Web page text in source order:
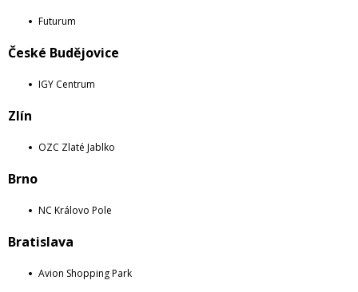
Futurum
České Budějovice
IGY Centrum
Zlín
OZC Zlaté Jablko
Brno
NC Královo Pole
Bratislava
Avion Shopping Park